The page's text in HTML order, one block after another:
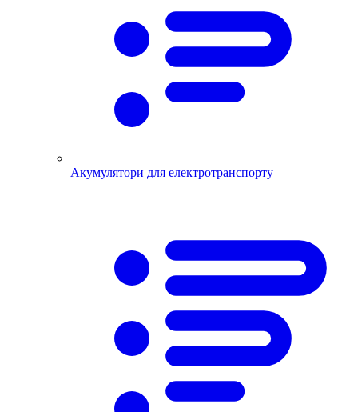
Акумулятори для електротранспорту